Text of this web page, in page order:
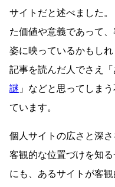
サイトだと述べました
た価値や意義であって
姿に映っているかもし
記事を読んだ人でさえ
謎 」などと思ってしま
ています。
個人サイトの広さと深
客観的な位置づけを知
にも、あるサイトが客